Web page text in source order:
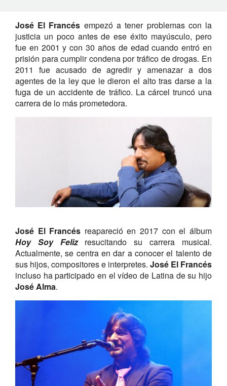
José El Francés empezó a tener problemas con la
justicia un poco antes de ese éxito mayúsculo, pero
fue en 2001 y con 30 años de edad cuando entró en
prisión para cumplir condena por tráfico de drogas. En
2011 fue acusado de agredir y amenazar a dos
agentes de la ley que le dieron el alto tras darse a la
fuga de un accidente de tráfico. La cárcel truncó una
carrera de lo más prometedora.
José El Francés reapareció en 2017 con el álbum
Hoy Soy Feliz resucitando su carrera musical.
Actualmente, se centra en dar a conocer el talento de
sus hijos, compositores e interpretes.José El Francés
incluso ha participado en el vídeo de Latina de su hijo
José Alma.